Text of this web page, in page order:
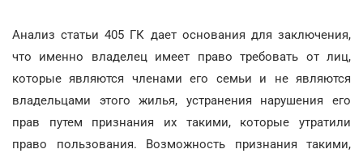
Анализ статьи 405 ГК дает основания для заключения,
что именно владелец имеет право требовать от лиц,
которые являются членами его семьи и не являются
владельцами этого жилья, устранения нарушения его
прав путем признания их такими, которые утратили
право пользования. Возможность признания такими,